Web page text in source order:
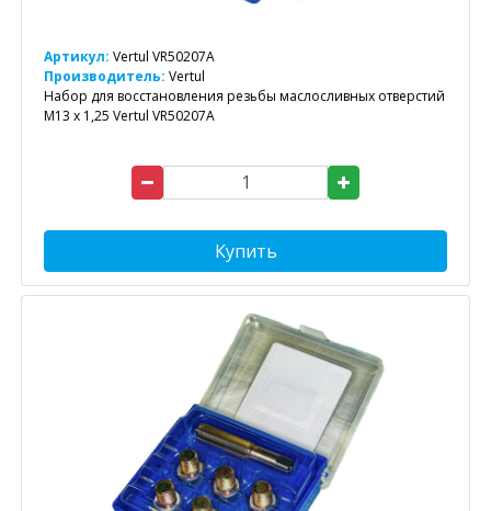
Артикул: Vertul VR50207A
Производитель: Vertul
Набор для восстановления резьбы маслосливных отверстий
M13 x 1,25 Vertul VR50207A
Купить